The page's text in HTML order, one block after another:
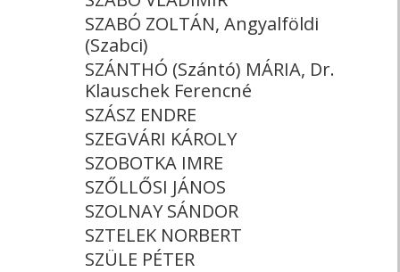
SZABÓ ZOLTÁN, Angyalföldi
(Szabci)
SZÁNTHÓ (Szántó) MÁRIA, Dr.
Klauschek Ferencné
SZÁSZ ENDRE
SZEGVÁRI KÁROLY
SZOBOTKA IMRE
SZŐLLŐSI JÁNOS
SZOLNAY SÁNDOR
SZTELEK NORBERT
SZÜLE PÉTER